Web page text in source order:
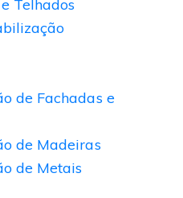
Telhados
de Fachadas e
de Madeiras
de Metais